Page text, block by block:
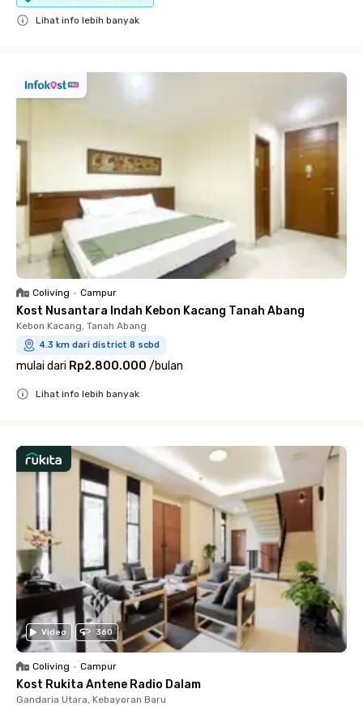
Lihat info lebih banyak
Coliving • Campur
Kost Nusantara Indah Kebon Kacang Tanah Abang
Kebon Kacang, Tanah Abang
4.3 km dari district 8 scbd
mulai dari Rp2.800.000 /bulan
Lihat info lebih banyak
Video 360
Coliving • Campur
Kost Rukita Antene Radio Dalam
Gandaria Utara, Kebayoran Baru